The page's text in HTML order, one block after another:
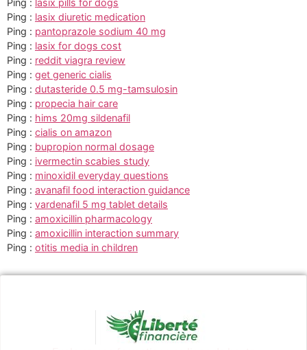
Ping : lasix pills for dogs
Ping : lasix diuretic medication
Ping : pantoprazole sodium 40 mg
Ping : lasix for dogs cost
Ping : reddit viagra review
Ping : get generic cialis
Ping : dutasteride 0.5 mg-tamsulosin
Ping : propecia hair care
Ping : hims 20mg sildenafil
Ping : cialis on amazon
Ping : bupropion normal dosage
Ping : ivermectin scabies study
Ping : minoxidil everyday questions
Ping : avanafil food interaction guidance
Ping : vardenafil 5 mg tablet details
Ping : amoxicillin pharmacology
Ping : amoxicillin interaction summary
Ping : otitis media in children